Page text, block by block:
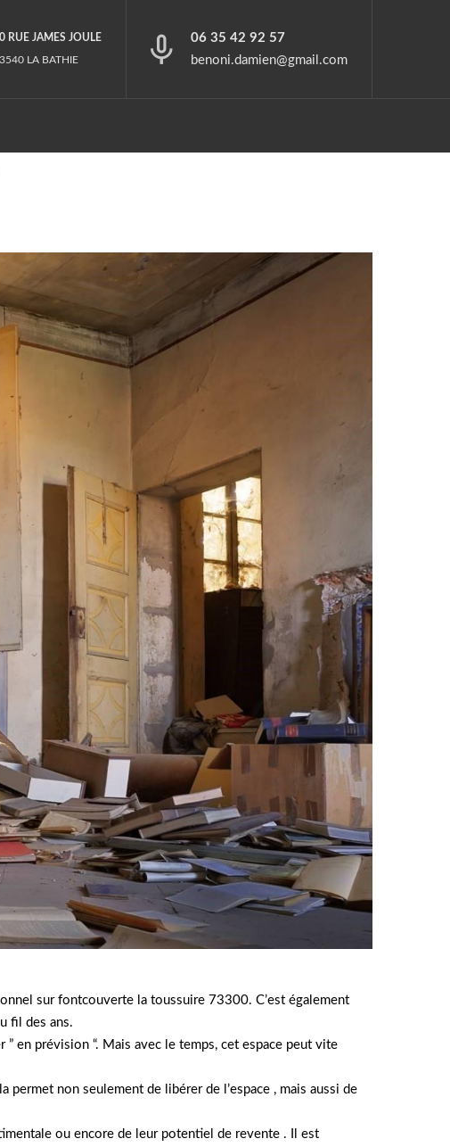
RUE JAMES JOULE
LA BATHIE
06 35 42 92 57
benoni.damien@gmail.com
sur fontcouverte la toussuire 73300. C’est également
fil des ans.
en prévision “. Mais avec le temps, cet espace peut vite
non seulement de libérer de l’espace , mais aussi de
ou encore de leur potentiel de revente . Il est